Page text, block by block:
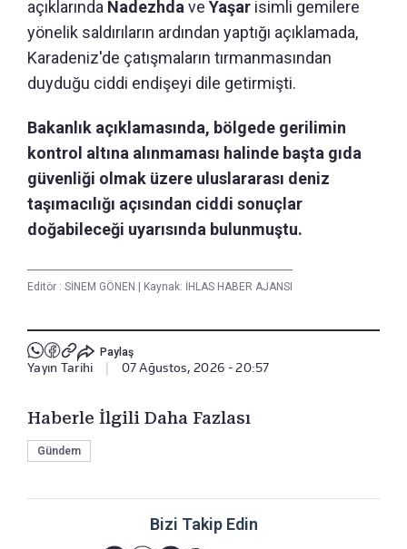
açıklarında Nadezhdave Yaşar isimli gemilere
yönelik saldırıların ardından yaptığı açıklamada,
Karadeniz'de çatışmaların tırmanmasından
duyduğu ciddi endişeyi dile getirmişti.
Bakanlık açıklamasında, bölgede gerilimin
kontrol altına alınmaması halinde başta gıda
güvenliği olmak üzere uluslararası deniz
taşımacılığı açısından ciddi sonuçlar
doğabileceği uyarısında bulunmuştu.
Editör : SİNEM GÖNEN Kaynak: İHLAS HABER AJANSI
Paylaş
Yayın Tarihi 07 Ağustos, 2026 - 20:57
Haberle İlgili Daha Fazlası
Gündem
Bizi Takip Edin